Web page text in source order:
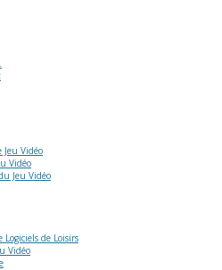
Jeu Vidéo
Vidéo
Jeu Vidéo
de Loisirs
Vidéo